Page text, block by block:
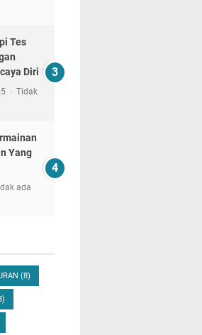
Tes
Diri
Tidak
Yang
ada
(8)